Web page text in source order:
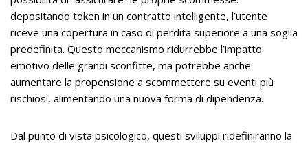
depositando token in un contratto intelligente, l’utente
riceve una copertura in caso di perdita superiore a una soglia
predefinita. Questo meccanismo ridurrebbe l’impatto
emotivo delle grandi sconfitte, ma potrebbe anche
aumentare la propensione a scommettere su eventi più
rischiosi, alimentando una nuova forma di dipendenza.
Dal punto di vista psicologico, questi sviluppi ridefiniranno la